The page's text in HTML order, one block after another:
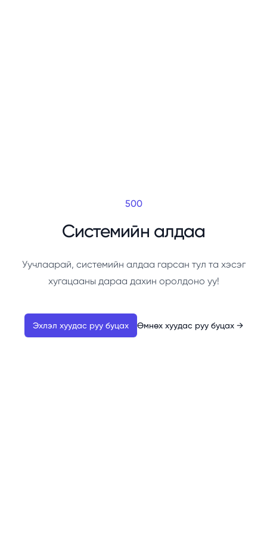
500
Системийн алдаа
Уучлаарай, системийн алдаа гарсан тул та хэсэг
хугацааны дараа дахин оролдоно уу!
Эхлэл хуудас руу буцах Өмнөх хуудас руу буцах →